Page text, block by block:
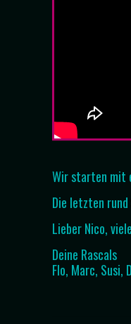
Wir starten mit
Die letzten
Lieber Nico,
Deine Rascals
Flo, Marc, Susi,